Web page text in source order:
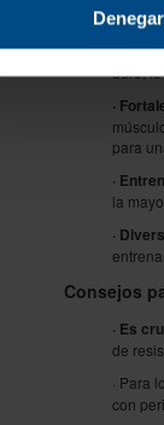
Denegar
·
una
duro,
·
para
·
la
·
Consejos
· Es
de
· Para
con